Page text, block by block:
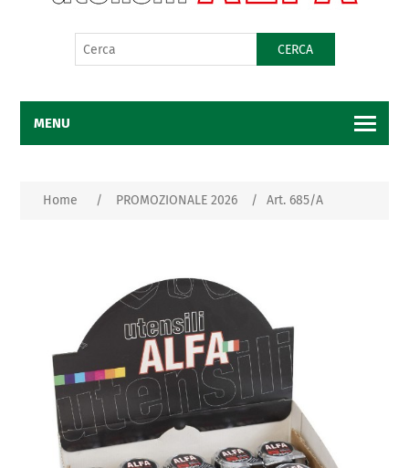
CERCA
MENU
Home / PROMOZIONALE 2026 / Art. 685/A